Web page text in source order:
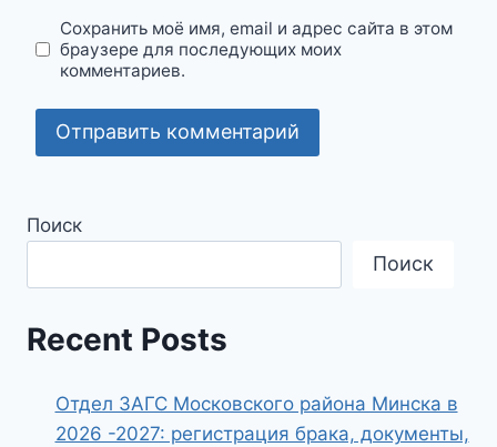
Сохранить моё имя, email и адрес сайта в этом
браузере для последующих моих
комментариев.
Поиск
Поиск
Recent Posts
Отдел ЗАГС Московского района Минска в
2026 -2027: регистрация брака, документы,